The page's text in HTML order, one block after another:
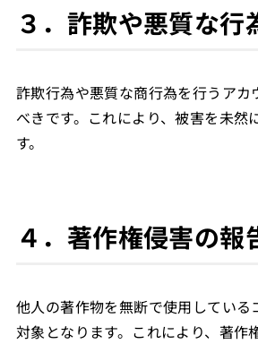
３．詐欺や悪質な行
詐欺行為や悪質な商行為を行うアカ
べきです。これにより、被害を未然
す。
４．著作権侵害の報
他人の著作物を無断で使用している
対象となります。これにより、著作